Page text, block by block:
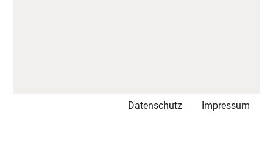
Datenschutz Impressum